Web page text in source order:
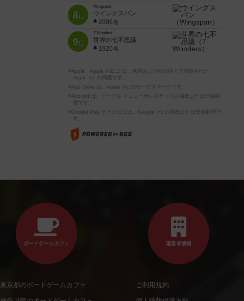
8位
Wingspan
ウイングスパン
2006名
9位
7 Wonders
世界の七不思議
1920名
※Apple、Apple のロゴ は、米国および他の国々で登録された
Apple Inc.の商標です。
※App Store は、Apple Inc.のサービスマークです。
※Android は、グーグル インコーポレイテッドの商標または登録商
標です。
※Google Play とそのロゴは、Google Inc.の商標または登録商標で
す。
ボードゲームカフェ
東京都のボードゲームカフェ
運営者情報
ご利用規約